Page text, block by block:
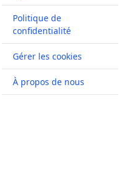
Politique de
confidentialité
Gérer les cookies
À propos de nous